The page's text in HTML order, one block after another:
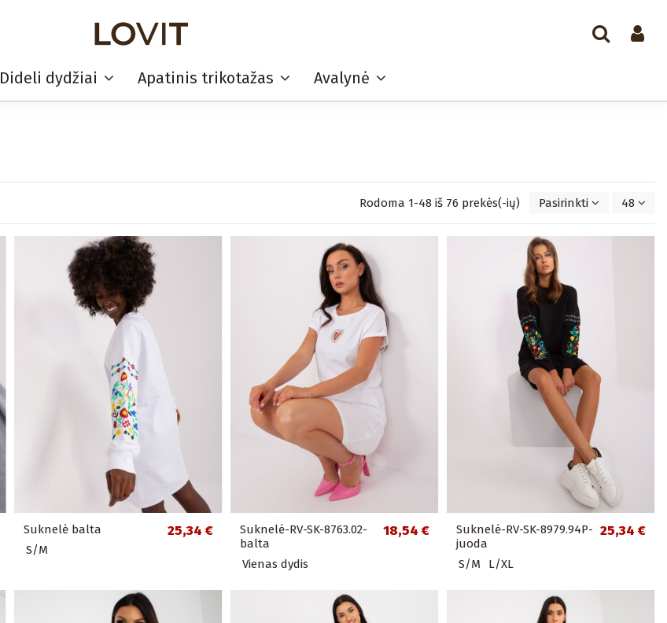
Dideli dydžiai Apatinis trikotažas Avalynė
Rodoma 1-48 iš 76 prekės(-ių) Pasirinkti 48
Suknelė balta 25,34 €
S/M
Suknelė-RV-SK-8763.02-
balta
18,54 €
Vienas dydis
Suknelė-RV-SK-8979.94P-
juoda
25,34 €
S/M L/XL